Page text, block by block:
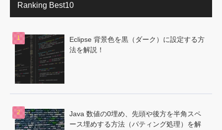
Ranking Best10
Eclipse 背景色を黒（ダーク）に設定する方
法を解説！
Java 数値の0埋め、先頭や後方を半角スペ
ース埋めする方法（パティング処理）を解